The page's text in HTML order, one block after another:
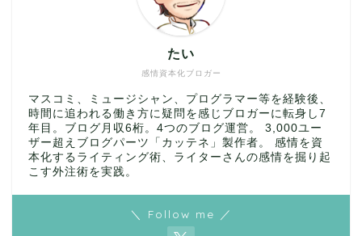
感情資本化ブロガー
たい
マスコミ、ミュージシャン、プログラマー等を経験後、
時間に追われる働き方に疑問を感じブロガーに転身し7
年目。ブログ月収6桁。4つのブログ運営。 3,000ユー
ザー超えブログパーツ「カッテネ」製作者。 感情を資
本化するライティング術、ライターさんの感情を掘り起
こす外注術を実践。
＼ Follow me ／